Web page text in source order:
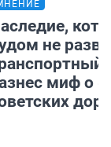
не
миф о